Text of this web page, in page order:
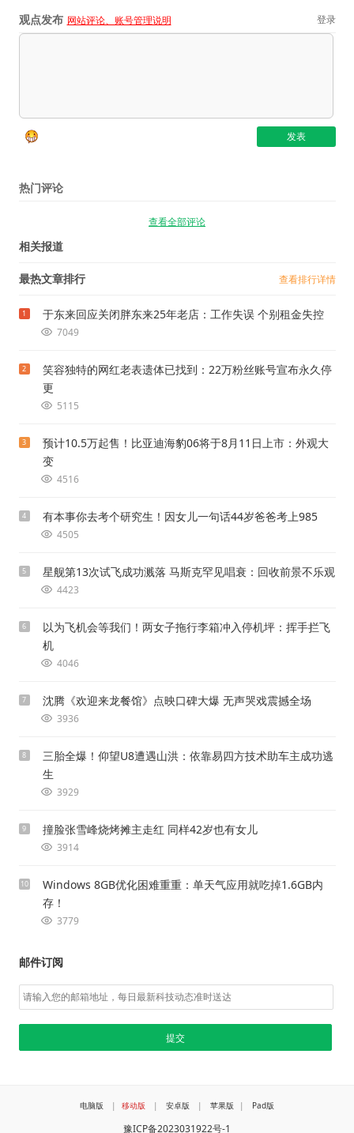
观点发布 网站评论、账号管理说明 登录
热门评论
查看全部评论
相关报道
最热文章排行 查看排行详情
1 于东来回应关闭胖东来25年老店：工作失误 个别租金失控
7049
2
笑容独特的网红老表遗体已找到：22万粉丝账号宣布永久停
更
5115
3
预计10.5万起售！比亚迪海豹06将于8月11日上市：外观大
变
4516
4 有本事你去考个研究生！因女儿一句话44岁爸爸考上985
4505
5 星舰第13次试飞成功溅落 马斯克罕见唱衰：回收前景不乐观
4423
6
以为飞机会等我们！两女子拖行李箱冲入停机坪：挥手拦飞
机
4046
7 沈腾《欢迎来龙餐馆》点映口碑大爆 无声哭戏震撼全场
3936
8
三胎全爆！仰望U8遭遇山洪：依靠易四方技术助车主成功逃
生
3929
9 撞脸张雪峰烧烤摊主走红 同样42岁也有女儿
3914
10
Windows 8GB优化困难重重：单天气应用就吃掉1.6GB内
存！
3779
邮件订阅
电脑版 | 移动版 | 安卓版 | 苹果版 | Pad版
豫ICP备2023031922号-1